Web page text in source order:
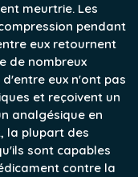
meurtrie. Les
pendant
eux retournent
de nombreux
eux n'ont pas
et reçoivent un
analgésique en
la plupart des
sont capables
contre la